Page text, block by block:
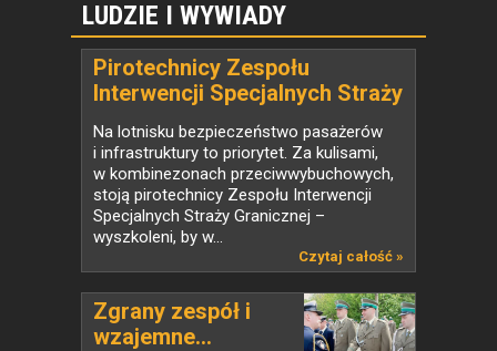
LUDZIE I WYWIADY
Pirotechnicy Zespołu
Interwencji Specjalnych Straży
Granicznej - wywiad
Na lotnisku bezpieczeństwo pasażerów
i infrastruktury to priorytet. Za kulisami,
w kombinezonach przeciwwybuchowych,
stoją pirotechnicy Zespołu Interwencji
Specjalnych Straży Granicznej –
wyszkoleni, by w...
Czytaj całość »
Zgrany zespół i
wzajemne...